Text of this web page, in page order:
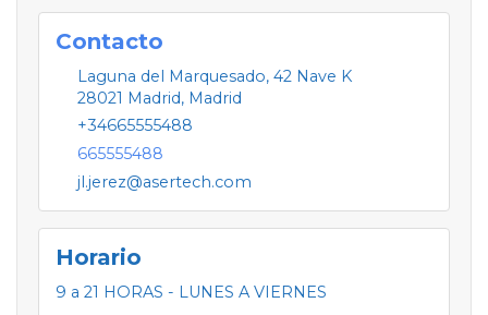
Contacto
Laguna del Marquesado, 42 Nave K
28021 Madrid, Madrid
+34665555488
665555488
jl.jerez@asertech.com
Horario
9 a 21 HORAS - LUNES A VIERNES